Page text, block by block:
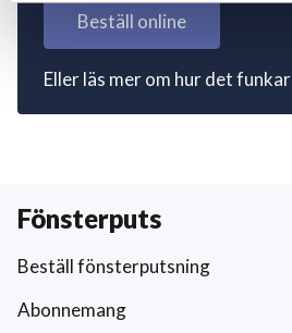
Beställ online
Eller läs mer om hur det funkar
Fönsterputs
Beställ fönsterputsning
Abonnemang